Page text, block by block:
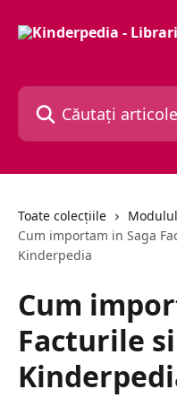
Căutați articole...
Toate colecțiile
Cum importam in Saga
Kinderpedia
Cum
Facturile